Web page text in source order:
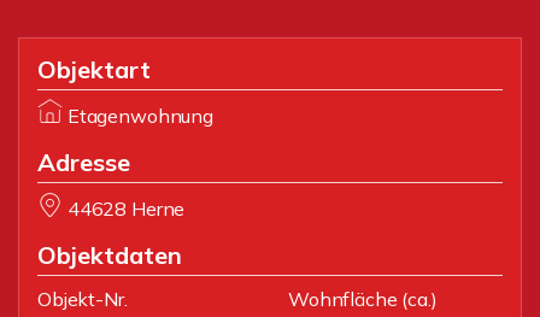
Objektart
Etagenwohnung
Adresse
44628 Herne
Objektdaten
Objekt-Nr.
Wohnfläche (ca.)